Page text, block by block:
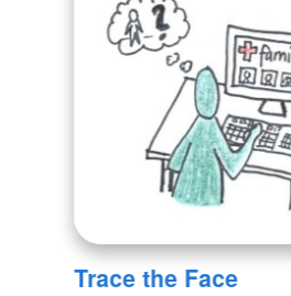
Trace the Face